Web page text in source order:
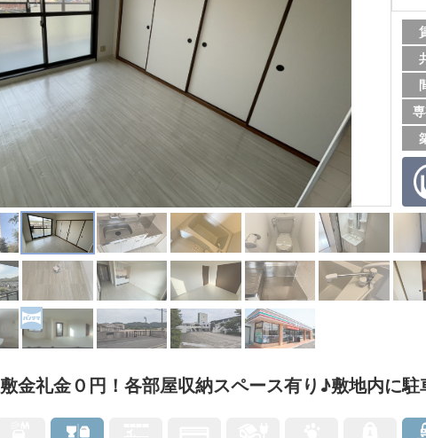
敷金礼金０円！各部屋収納スペース有り♪敷地内に駐